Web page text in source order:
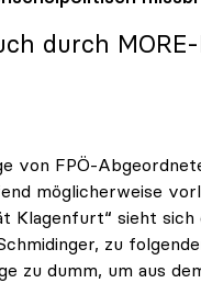
durch
von FPÖ-
möglicherweise
Klagenfurt“ sieht
zu
zu dumm, um aus